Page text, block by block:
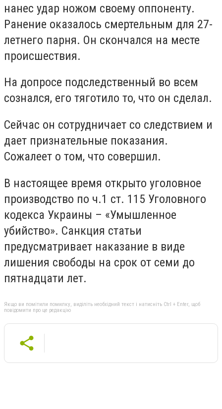
нанес удар ножом своему оппоненту.
Ранение оказалось смертельным для 27-
летнего парня. Он скончался на месте
происшествия.
На допросе подследственный во всем
сознался, его тяготило то, что он сделал.
Сейчас он сотрудничает со следствием и
дает признательные показания.
Сожалеет о том, что совершил.
В настоящее время открыто уголовное
производство по ч.1 ст. 115 Уголовного
кодекса Украины – «Умышленное
убийство». Санкция статьи
предусматривает наказание в виде
лишения свободы на срок от семи до
пятнадцати лет.
Якщо ви помітили помилку, виділіть необхідний текст і натисніть Ctrl + Enter, щоб
повідомити про це редакцію